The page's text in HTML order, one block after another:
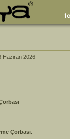
Haziran 2026
Çorbası.